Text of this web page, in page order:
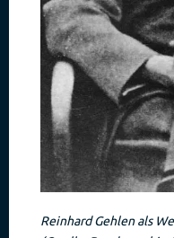
Reinhard Gehlen als